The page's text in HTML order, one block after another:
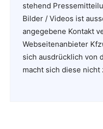
stehend
Bilder / Videos ist
angegebene Kontakt
Webseitenanbieter
sich ausdrücklich von
macht sich diese nicht